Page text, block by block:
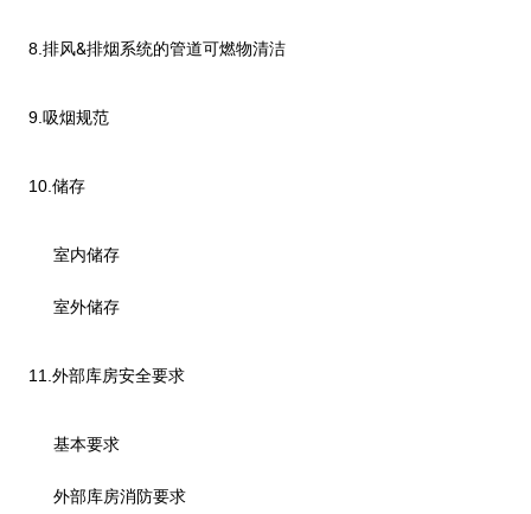
8. 排风&排烟系统的管道可燃物清洁
9. 吸烟规范
10. 储存
室内储存
室外储存
11. 外部库房安全要求
基本要求
外部库房消防要求